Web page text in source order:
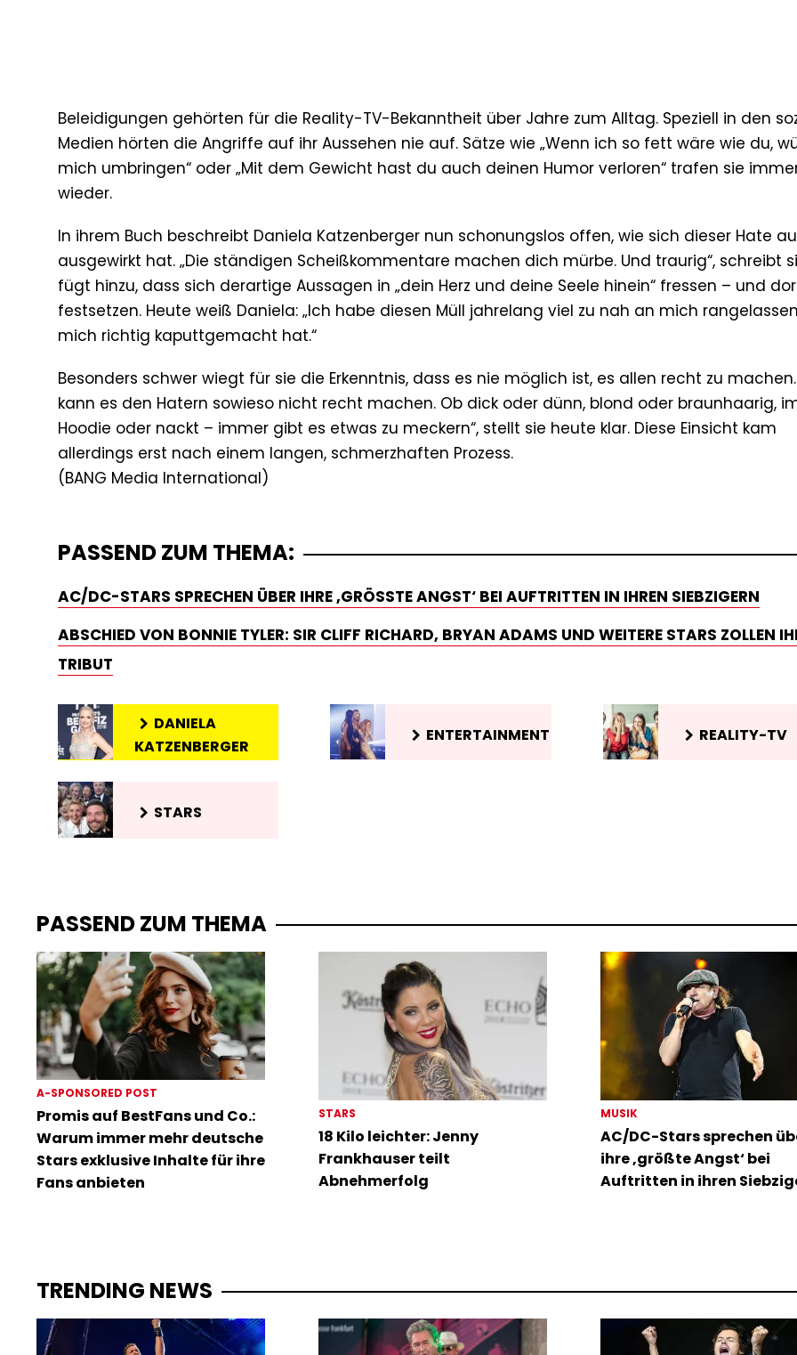
Beleidigungen gehörten für die Reality-TV-Bekanntheit über Jahre zum Alltag. Speziell in den
Medien hörten die Angriffe auf ihr Aussehen nie auf. Sätze wie „Wenn ich so fett wäre wie du,
mich umbringen“ oder „Mit dem Gewicht hast du auch deinen Humor verloren“ trafen sie
wieder.
In ihrem Buch beschreibt Daniela Katzenberger nun schonungslos offen, wie sich dieser Hate
ausgewirkt hat. „Die ständigen Scheißkommentare machen dich mürbe. Und traurig“, schreibt
fügt hinzu, dass sich derartige Aussagen in „dein Herz und deine Seele hinein“ fressen – und
festsetzen. Heute weiß Daniela: „Ich habe diesen Müll jahrelang viel zu nah an mich
mich richtig kaputtgemacht hat.“
Besonders schwer wiegt für sie die Erkenntnis, dass es nie möglich ist, es allen recht zu machen.
kann es den Hatern sowieso nicht recht machen. Ob dick oder dünn, blond oder braunhaarig,
Hoodie oder nackt – immer gibt es etwas zu meckern“, stellt sie heute klar. Diese Einsicht kam
allerdings erst nach einem langen, schmerzhaften Prozess.
PASSEND ZUM THEMA:
AC/DC-STARS SPRECHEN ÜBER IHRE ‚GRÖSSTE ANGST‘ BEI AUFTRITTEN IN IHREN SIEBZIGERN
ABSCHIED VON BONNIE TYLER: SIR CLIFF RICHARD, BRYAN ADAMS UND WEITERE STARS ZOLLEN
TRIBUT
DANIELA
KATZENBERGER
ENTERTAINMENT REALITY-TV
STARS
PASSEND ZUM THEMA
A-SPONSORED POST
Promis auf BestFans und Co.:
Warum immer mehr deutsche
Stars exklusive Inhalte für ihre
Fans anbieten
STARS
18 Kilo leichter: Jenny
Frankhauser teilt
Abnehmerfolg
MUSIK
AC/DC-Stars sprechen
ihre ‚größte Angst‘ bei
Auftritten in ihren
TRENDING NEWS